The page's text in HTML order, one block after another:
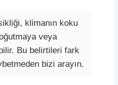
klimanın koku
veya
Bu belirtileri fark
bizi arayın.